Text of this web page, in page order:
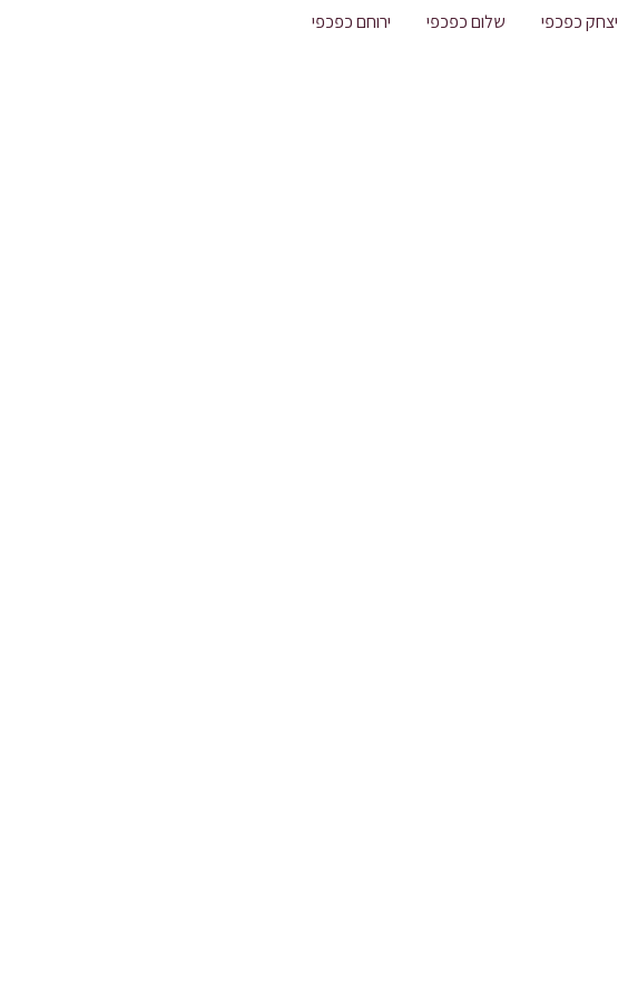
יצחק כפכפי שלום כפכפי ירוחם כפכפי